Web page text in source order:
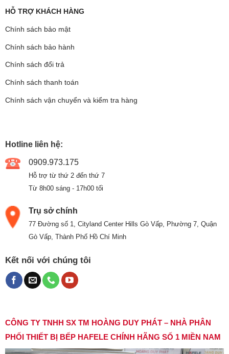
HỖ TRỢ KHÁCH HÀNG
Chính sách bảo mật
Chính sách bảo hành
Chính sách đổi trả
Chính sách thanh toán
Chính sách vận chuyển và kiểm tra hàng
Hotline liên hệ:
0909.973.175
Hỗ trợ từ thứ 2 đến thứ 7
Từ 8h00 sáng - 17h00 tối
Trụ sở chính
77 Đường số 1, Cityland Center Hills Gò Vấp, Phường 7, Quận
Gò Vấp, Thành Phố Hồ Chí Minh
Kết nối với chúng tôi
CÔNG TY TNHH SX TM HOÀNG DUY PHÁT – NHÀ PHÂN
PHỐI THIẾT BỊ BẾP HAFELE CHÍNH HÃNG SỐ 1 MIỀN NAM